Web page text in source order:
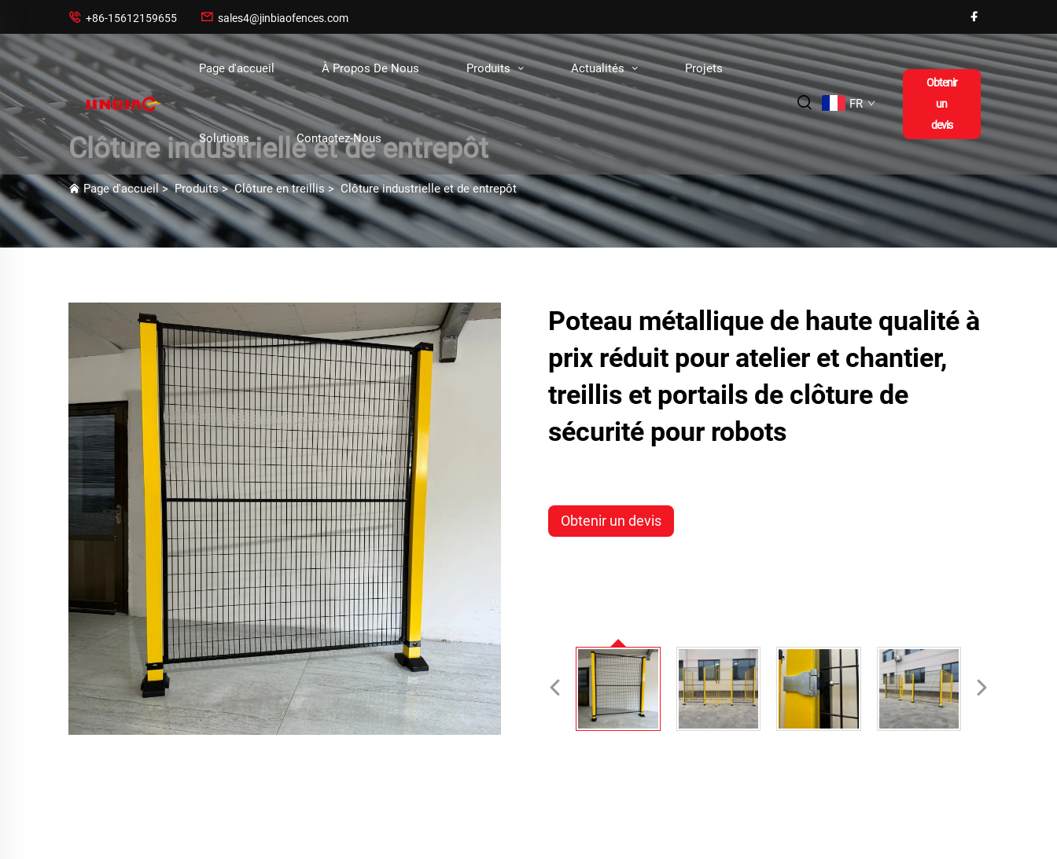
 +86-15612159655  sales4@jinbiaofences.com
Page d'accueil À Propos De Nous Produits Actualités Projets
Solutions Contactez-Nous
FR
Obtenir
un
devis
Clôture industrielle et de entrepôt
Page d'accueil>Produits>Clôture en treillis > Clôture industrielle et de entrepôt
Poteau métallique de haute qualité à
prix réduit pour atelier et chantier,
treillis et portails de clôture de
sécurité pour robots
Obtenir un devis